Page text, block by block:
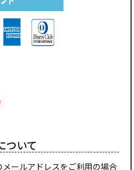
ついて
ールアドレスをご利用の場合